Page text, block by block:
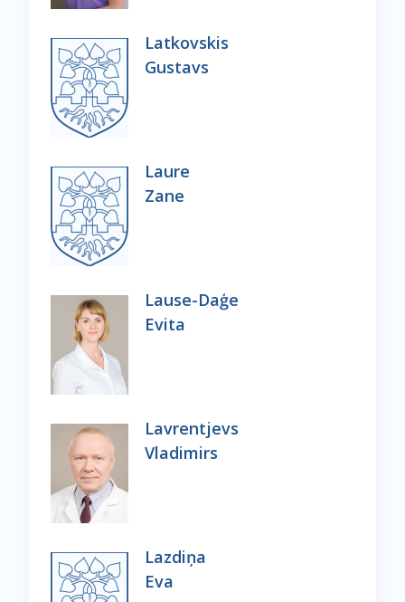
Latkovskis
Gustavs
Laure
Zane
Lause-Daģe
Evita
Lavrentjevs
Vladimirs
Lazdiņa
Eva